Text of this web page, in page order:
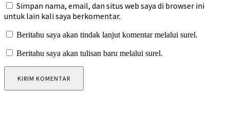
Simpan nama, email, dan situs web saya di browser ini
untuk lain kali saya berkomentar.
Beritahu saya akan tindak lanjut komentar melalui surel.
Beritahu saya akan tulisan baru melalui surel.